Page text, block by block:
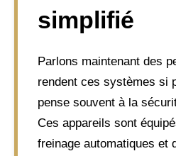
simplifié
Parlons maintenant des
rendent ces systèmes si
pense souvent à la
Ces appareils sont
freinage automatiques et